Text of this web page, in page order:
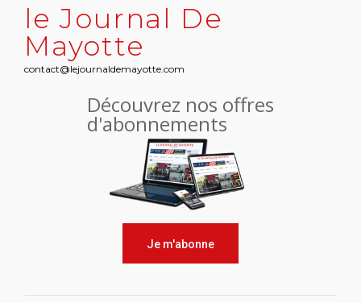
le Journal De
Mayotte
contact@lejournaldemayotte.com
Découvrez nos offres
d'abonnements
Je m'abonne